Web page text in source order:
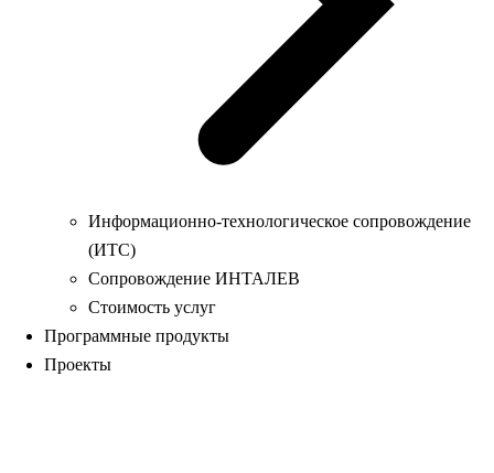
Информационно-технологическое сопровождение
(ИТС)
Сопровождение ИНТАЛЕВ
Стоимость услуг
Программные продукты
Проекты